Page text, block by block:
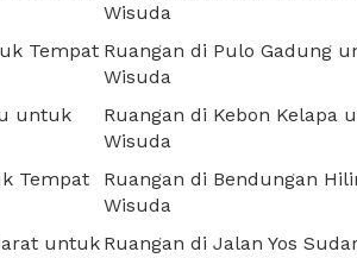
Wisuda
Tempat Ruangan di Pulo Gadung
Wisuda
untuk
Ruangan di Kebon Kelapa
Wisuda
Tempat
Ruangan di Bendungan
Wisuda
untuk Ruangan di Jalan Yos